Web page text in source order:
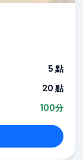
5 點
20 點
100分